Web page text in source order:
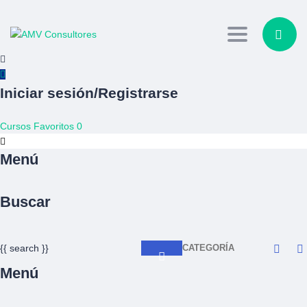
Toggle
Iniciar sesión/Registrarse
Cursos Favoritos 0
Menú
Buscar
CATEGORÍA
{{ search }}
Menú